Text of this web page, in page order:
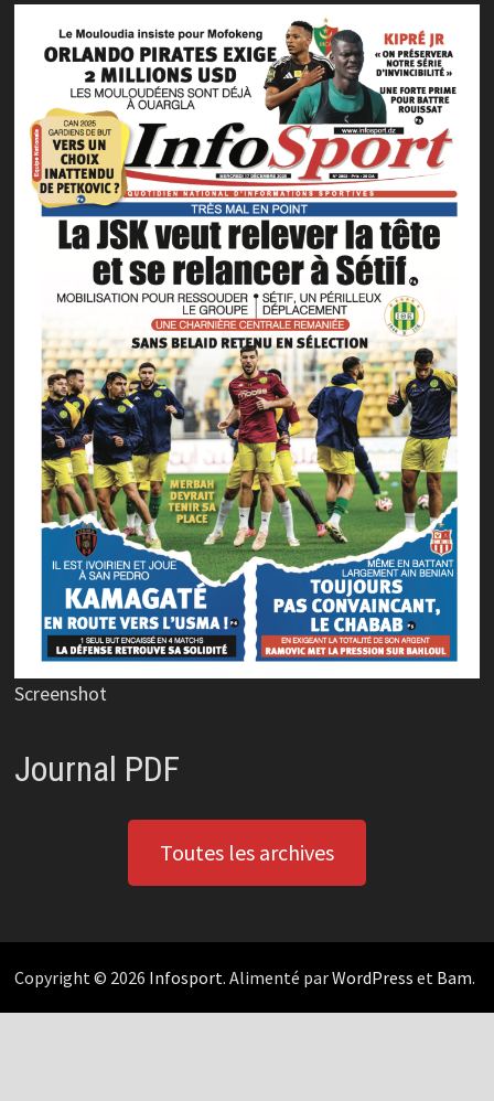
Screenshot
Journal PDF
Toutes les archives
Copyright © 2026 Infosport. Alimenté parWordPress et Bam.